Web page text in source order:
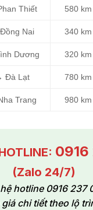
Thiết 580 km
Nai 340 km
Dương 320 km
Đà Lạt 780 km
Trang 980 km
(Zalo 24/7)
hotline 0916 237
giá chi tiết theo lộ